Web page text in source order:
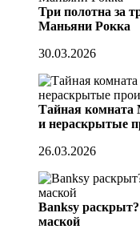
Три полотна за
Маньяни Рокка
30.03.2026
Тайная комната
и нераскрытые
26.03.2026
Banksy раскрыт?
маской